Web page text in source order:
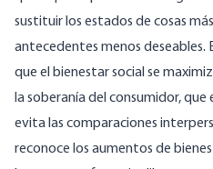
sustituir los estados de cosas
antecedentes menos deseables.
que el bienestar social se
lasoberanía del consumidor, que
evita las comparaciones
reconoce los aumentos de